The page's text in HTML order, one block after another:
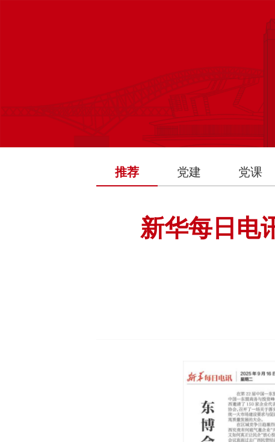
推荐 党建 党课
新华每日电